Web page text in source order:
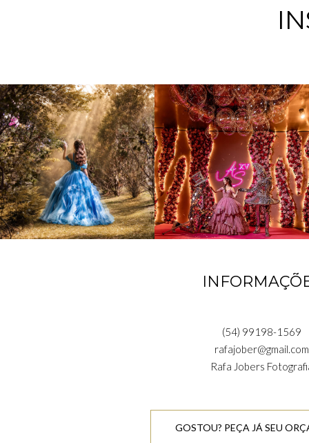
(54) 99198-1569
rafajober@gmail.com
Rafa Jobers
GOSTOU? PEÇA JÁ SEU